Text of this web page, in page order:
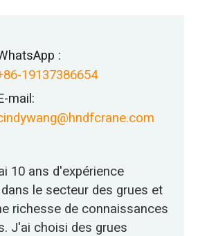
:
19137386654
mail:
10 ans d'expérience
le secteur des grues et
richesse de connaissances
J'ai choisi des grues